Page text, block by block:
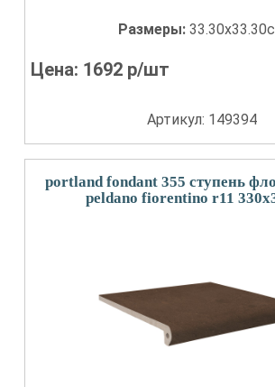
Размеры:
Цена: 1692 р/шт
Артикул: 149394
portland fondant 355 ступень
peldano fiorentino r11